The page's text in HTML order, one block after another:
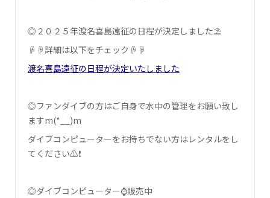
◎２０２５年渡名喜島遠征の日程が決定しました⛱
☟☟詳細は以下をチェック☟☟
渡名喜島遠征の日程が決定いたしました
◎ファンダイブの方はご自身で水中の管理をお願い致し
ます‍m(*__)m
ダイブコンピューターをお持ちでない方はレンタルをし
てください⚠❗
◎ダイブコンピューター⌚販売中